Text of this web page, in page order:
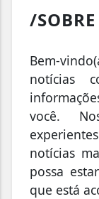
/SOBRE
Bem-
notícias
você.
notícias
possa
que está